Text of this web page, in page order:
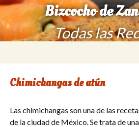
Bizcocho de
Todas las
Chimichangas de atún
Las chimichangas son una de las
de la ciudad de México. Se trata de